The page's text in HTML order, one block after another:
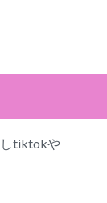
しtiktokや